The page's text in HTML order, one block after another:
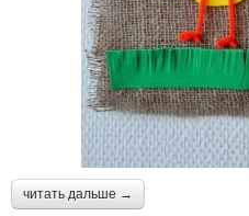
читать дальше →